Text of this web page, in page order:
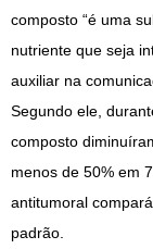
composto “é uma
nutriente que seja
auxiliar na
Segundo ele,
composto
menos de 50% em
antitumoral
padrão.